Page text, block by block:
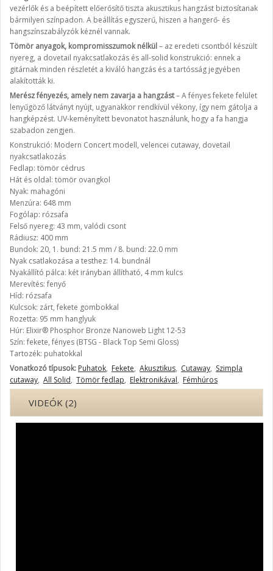
vezérlők és a beépített előerősítő tiszta akusztikus hangzást biztosítanak
bármilyen színpadon. A beállítás egyszerű, hiszen a hangerő- és
hangszínszabályzók kéznél vannak.
Tömör anyagok, kompromisszumok nélkül– az eredeti csontból készült
nyereg, a dovetail nyakcsatlakozás és all-solid konstrukció: ennek a
gitárnak minden részletét a kiváló hangzás és a tartósság jegyében
alakították ki.
Merész fényezés, amely nem zavarja a hangzást– A fényes fekete felület
lenyűgöző látványt nyújt, ugyanakkor rendkívül vékony, így nem gátolja a
hangképzést. UV-keményített bevonatot használunk, hogy a fa hangja
szabadon zengjen.
Konstrukció: Modern Concert modell, velencei cutaway, dovetail
nyakcsatlakozás
Fedlap: tömör cédrus
Hát és oldal: tömör ovangkol
Nyak: mahagóni
Menzúra: 648 mm
Fogólap: rózsafa
Felső nyereg: 43 mm, valódi csont
Rádiusz: 400 mm
Bundok: 20, 1. bund: 21.5 mm / 8. bund: 22.0 mm
Nyak csatlakozása a testhez: 14. bundnál
Nyakállító pálca: két irányban állítható, 4 mm kulcs
Merevítés: fenyő
Híd: rózsafa
Kulcsok: zárt, fekete gombokkal
Rozetta: 95 mm hanglyuk
Húr: Elixir® Phosphor Bronze Nanoweb Light 12-53
Szín: fekete, fényes (BTSG - Black Top Semi Gloss)
Tartozék: puhatokkal
Vonatkozó típusok: Puhatok, Fekete, Akusztikus, Cutaway, Szimpla
cutaway, All Solid, Tömör fedlap, Elektronikával, Fémhúros
VIDEÓK (2)